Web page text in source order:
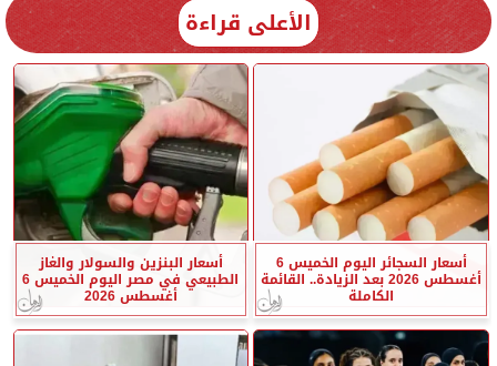
الأعلى قراءة
أسعار السجائر اليوم الخميس 6
أغسطس 2026 بعد الزيادة.. القائمة
الكاملة
أسعار البنزين والسولار والغاز
الطبيعي في مصر اليوم الخميس 6
أغسطس 2026